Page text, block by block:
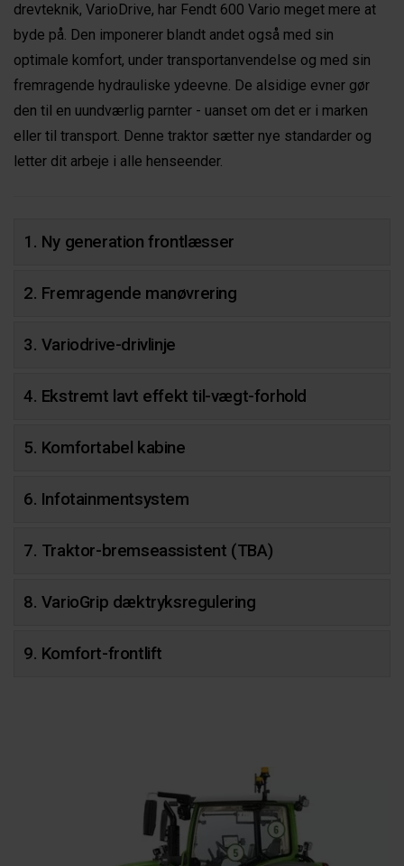
drevteknik, VarioDrive, har Fendt 600 Vario meget mere at
byde på. Den imponerer blandt andet også med sin
optimale komfort, under transportanvendelse og med sin
fremragende hydrauliske ydeevne. De alsidige evner gør
den til en uundværlig parnter - uanset om det er i marken
eller til transport. Denne traktor sætter nye standarder og
letter dit arbeje i alle henseender.
1. Ny generation frontlæsser
2. Fremragende manøvrering
3. Variodrive-drivlinje
4. Ekstremt lavt effekt til-vægt-forhold
5. Komfortabel kabine
6. Infotainmentsystem
7. Traktor-bremseassistent (TBA)
8. VarioGrip dæktryksregulering
9. Komfort-frontlift